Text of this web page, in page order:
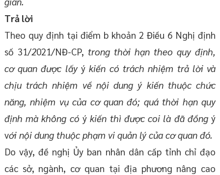
Trả lời
Theo quy định tại điểm b khoản 2 Điều 6 Nghị định
số 31/2021/NĐ-CP, trong thời hạn theo quy định,
cơ quan được lấyýkiến có trách nhiệm trả lời và
chịu trách nhiệm về nội dung ý kiến thuộc chức
năng, nhiệm vụ của cơ quan đó; quá thời hạnquy
định mà không có ýkiến thì được coi là đã đồngý
với nội dung thuộc phạm vi quản lý của cơ quan đó.
Do vậy, đề nghị Ủy ban nhân dân cấp tỉnh chỉ đạo
các sở, ngành, cơ quan tại địa phương nâng cao